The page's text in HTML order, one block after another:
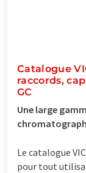
Catalogue
raccords,
GC
Une large
Le catalogue
pour tout